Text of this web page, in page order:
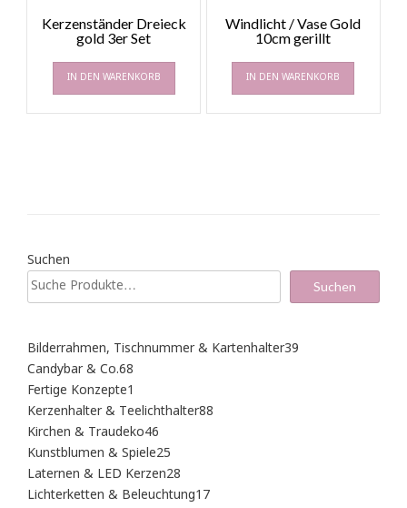
Kerzenständer Dreieck
gold 3er Set
IN DEN WARENKORB
Windlicht / Vase Gold
10cm gerillt
IN DEN WARENKORB
Suchen
Suchen
Bilderrahmen, Tischnummer & Kartenhalter39
Candybar & Co.68
Fertige Konzepte1
Produkt
Kerzenhalter & Teelichthalter88
Kirchen & Traudeko46
Produkte
Kunstblumen & Spiele25
Produkte
Laternen & LED Kerzen28
Produkte
Lichterketten & Beleuchtung1717